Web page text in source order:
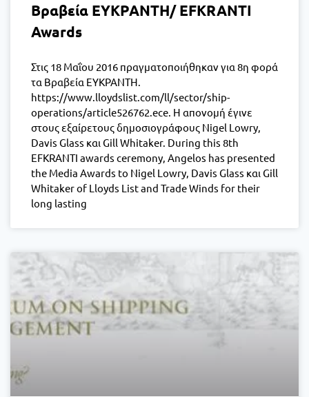
Βραβεία ΕΥΚΡΑΝΤΗ/ EFKRANTI
Awards
Στις 18 Μαΐου 2016 πραγματοποιήθηκαν για 8η φορά
τα Βραβεία ΕΥΚΡΑΝΤΗ.
https://www.lloydslist.com/ll/sector/ship-
operations/article526762.ece. Η απονομή έγινε
στους εξαίρετους δημοσιογράφους Nigel Lowry,
Davis Glass και Gill Whitaker. During this 8th
EFKRANTI awards ceremony, Angelos has presented
the Media Awards to Nigel Lowry, Davis Glass και Gill
Whitaker of Lloyds List and Trade Winds for their
long lasting